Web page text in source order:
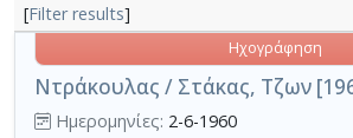
[Filter results]
Ντράκουλας / Στάκας, Τζων
Ηχογράφηση
Ημερομηνίες: 2-6-1960